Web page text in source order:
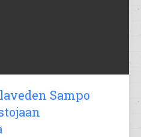
Sampo